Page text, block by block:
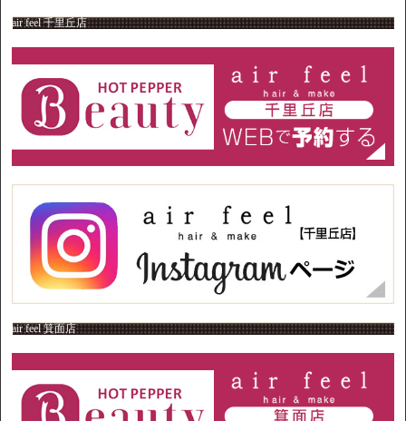
air feel 千里丘店
air feel 箕面店